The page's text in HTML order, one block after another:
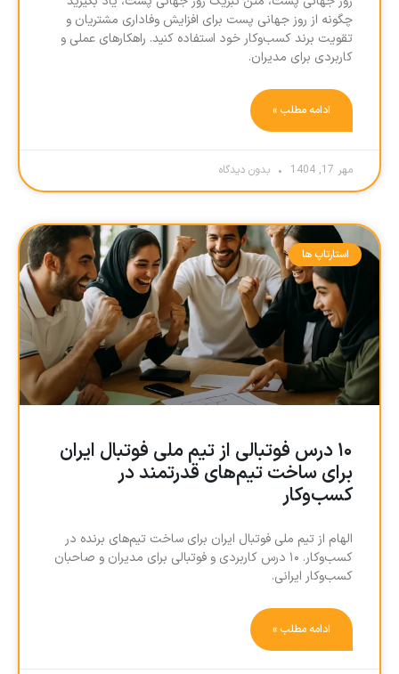
چگونه از روز جهانی پست برای افزایش وفاداری مشتریان و
تقویت برند کسب‌وکار خود استفاده کنید. راهکارهای عملی و
کاربردی برای مدیران.
ادامه مطلب »
مهر 17, 1404 بدون دیدگاه
استارتاپ ها
۱۰ درس فوتبالی از تیم ملی فوتبال ایران
برای ساخت تیم‌های قدرتمند در
کسب‌وکار
الهام از تیم ملی فوتبال ایران برای ساخت تیم‌های برنده در
کسب‌وکار. ۱۰ درس کاربردی و فوتبالی برای مدیران و صاحبان
کسب‌وکار ایرانی.
ادامه مطلب »